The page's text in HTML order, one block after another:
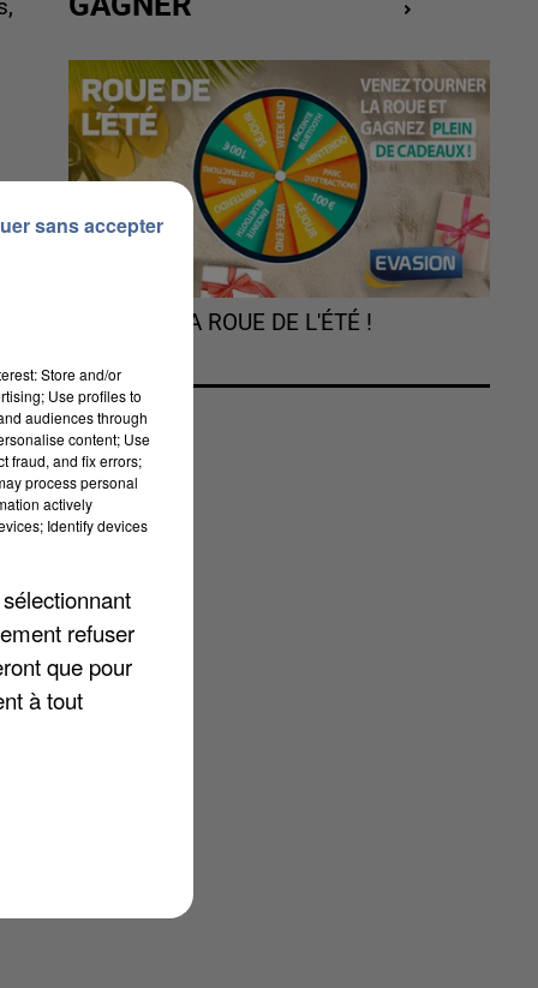
TOURNEZ LA ROUE DE L'ÉTÉ !
Store and/or
Use profiles to
audiences through
content; Use
fraud, and fix errors;
process personal
actively
Identify devices
refuser
que pour
à tout
sans accepter